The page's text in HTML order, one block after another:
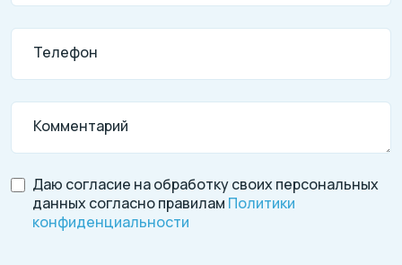
Телефон
Комментарий
Даю согласие на обработку своих персональных
данных согласно правилам Политики
конфиденциальности